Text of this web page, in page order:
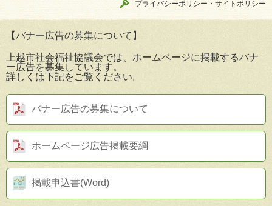
プライバシーポリシー・サイトポリシー
【バナー広告の募集について】
上越市社会福祉協議会では、ホームページに掲載するバナ
ー広告を募集しています。
詳しくは下記をご覧ください。
バナー広告の募集について
ホームページ広告掲載要綱
掲載申込書(Word)